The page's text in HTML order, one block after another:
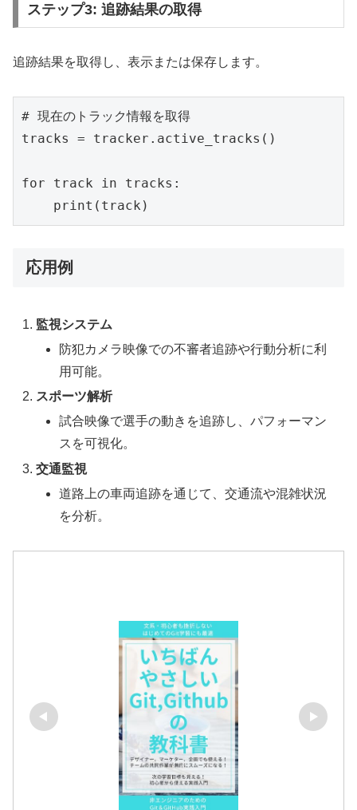
ステップ3: 追跡結果の取得
追跡結果を取得し、表示または保存します。
# 現在のトラック情報を取得
tracks = tracker.active_tracks()
for track in tracks:
    print(track)
応用例
監視システム
防犯カメラ映像での不審者追跡や行動分析に利
用可能。
スポーツ解析
試合映像で選手の動きを追跡し、パフォーマン
スを可視化。
交通監視
道路上の車両追跡を通じて、交通流や混雑状況
を分析。